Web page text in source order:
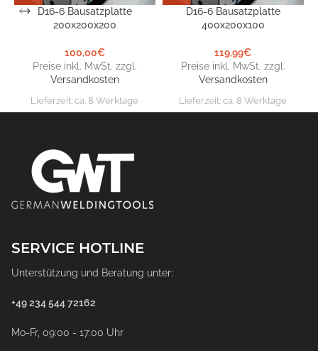
D16-6 Bausatzplatte
200x200x200
100,00€
Preise inkl. MwSt. zzgl.
Versandkosten
Lieferzeit:ca. 8 Werktage
D16-6 Bausatzplatte
400x200x100
119,99€
Preise inkl. MwSt. zzgl.
Versandkosten
Lieferzeit:ca. 8 Werktage
SERVICE HOTLINE
Unterstützung und Beratung unter:
+49 234 544 72162
Mo-Fr, 09:00 - 17:00 Uhr